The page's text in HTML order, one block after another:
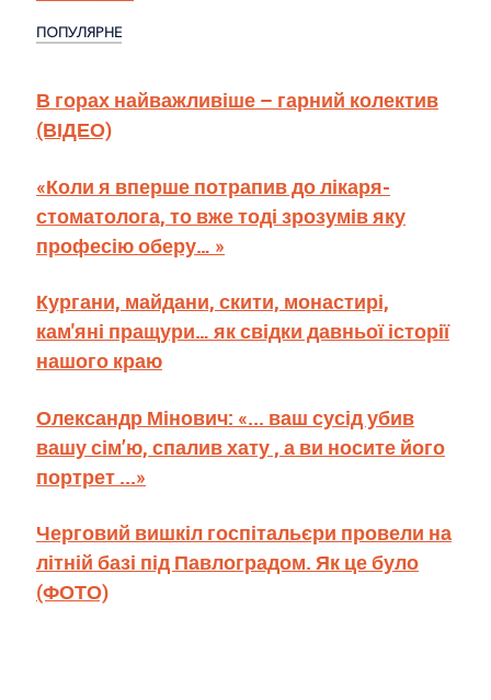
ПОПУЛЯРНЕ
В горах найважливіше – гарний колектив
(ВІДЕО)
«Коли я вперше потрапив до лікаря-
стоматолога, то вже тоді зрозумів яку
професію оберу… »
Кургани, майдани, скити, монастирі,
кам'яні пращури… як свідки давньої історії
нашого краю
Олександр Мінович: «... ваш сусід убив
вашу сім’ю, спалив хату , а ви носите його
портрет ...»
Черговий вишкіл госпітальєри провели на
літній базі під Павлоградом. Як це було
(ФОТО)